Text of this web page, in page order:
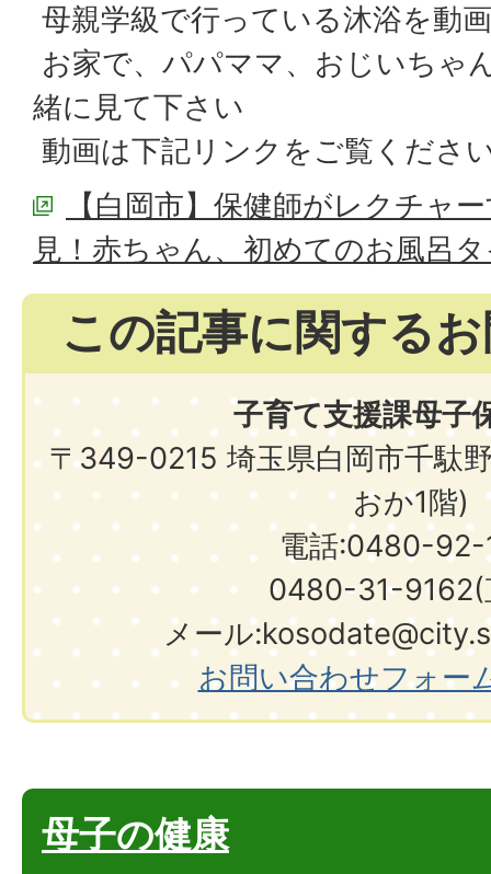
母親学級で行っている沐浴を動
お家で、パパママ、おじいちゃ
緒に見て下さい
動画は下記リンクをご覧くださ
【白岡市】保健師がレクチャ
見！赤ちゃん、初めてのお風呂
この記事に関する
子育て支援課母子
〒349-0215 埼玉県白岡市千駄
おか1階)
電話:0480-92-
0480-31-9162(
メール
お問い合わせフォー
母子の健康